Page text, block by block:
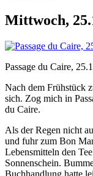
Mittwoch,
Passage du Caire,
Nach dem Frühstück
sich. Zog mich in
du Caire.
Als der Regen nicht
und fuhr zum Bon
Lebensmitteln den
Sonnenschein.
Buchhandlung hatte